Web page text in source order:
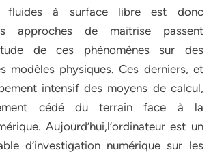
fluides à surface libre est donc
approches de maitrise passent
de ces phénomènes sur des
modèles physiques. Ces derniers, et
intensif des moyens de calcul,
cédé du terrain face à la
Aujourd’hui,l’ordinateur est un
d’investigation numérique sur les